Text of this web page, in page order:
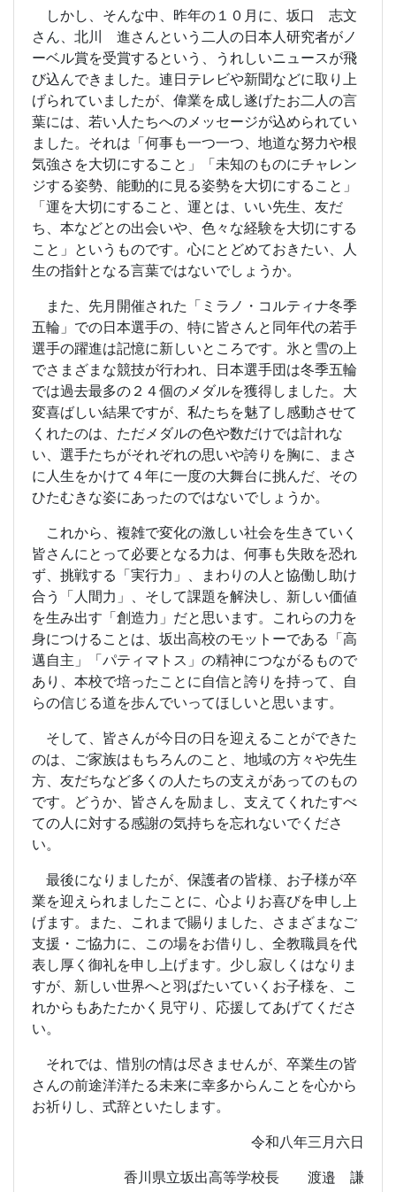
しかし、そんな中、昨年の１０月に、坂口 志文
さん、北川 進さんという二人の日本人研究者がノ
ーベル賞を受賞するという、うれしいニュースが飛
び込んできました。連日テレビや新聞などに取り上
げられていましたが、偉業を成し遂げたお二人の言
葉には、若い人たちへのメッセージが込められてい
ました。それは「何事も一つ一つ、地道な努力や根
気強さを大切にすること」「未知のものにチャレン
ジする姿勢、能動的に見る姿勢を大切にすること」
「運を大切にすること、運とは、いい先生、友だ
ち、本などとの出会いや、色々な経験を大切にする
こと」というものです。心にとどめておきたい、人
生の指針となる言葉ではないでしょうか。
また、先月開催された「ミラノ・コルティナ冬季
五輪」での日本選手の、特に皆さんと同年代の若手
選手の躍進は記憶に新しいところです。氷と雪の上
でさまざまな競技が行われ、日本選手団は冬季五輪
では過去最多の２４個のメダルを獲得しました。大
変喜ばしい結果ですが、私たちを魅了し感動させて
くれたのは、ただメダルの色や数だけでは計れな
い、選手たちがそれぞれの思いや誇りを胸に、まさ
に人生をかけて４年に一度の大舞台に挑んだ、その
ひたむきな姿にあったのではないでしょうか。
これから、複雑で変化の激しい社会を生きていく
皆さんにとって必要となる力は、何事も失敗を恐れ
ず、挑戦する「実行力」、まわりの人と協働し助け
合う「人間力」、そして課題を解決し、新しい価値
を生み出す「創造力」だと思います。これらの力を
身につけることは、坂出高校のモットーである「高
邁自主」「パティマトス」の精神につながるもので
あり、本校で培ったことに自信と誇りを持って、自
らの信じる道を歩んでいってほしいと思います。
そして、皆さんが今日の日を迎えることができた
のは、ご家族はもちろんのこと、地域の方々や先生
方、友だちなど多くの人たちの支えがあってのもの
です。どうか、皆さんを励まし、支えてくれたすべ
ての人に対する感謝の気持ちを忘れないでくださ
い。
最後になりましたが、保護者の皆様、お子様が卒
業を迎えられましたことに、心よりお喜びを申し上
げます。また、これまで賜りました、さまざまなご
支援・ご協力に、この場をお借りし、全教職員を代
表し厚く御礼を申し上げます。少し寂しくはなりま
すが、新しい世界へと羽ばたいていくお子様を、こ
れからもあたたかく見守り、応援してあげてくださ
い。
それでは、惜別の情は尽きませんが、卒業生の皆
さんの前途洋洋たる未来に幸多からんことを心から
お祈りし、式辞といたします。
令和八年三月六日
香川県立坂出高等学校長 渡邉 謙